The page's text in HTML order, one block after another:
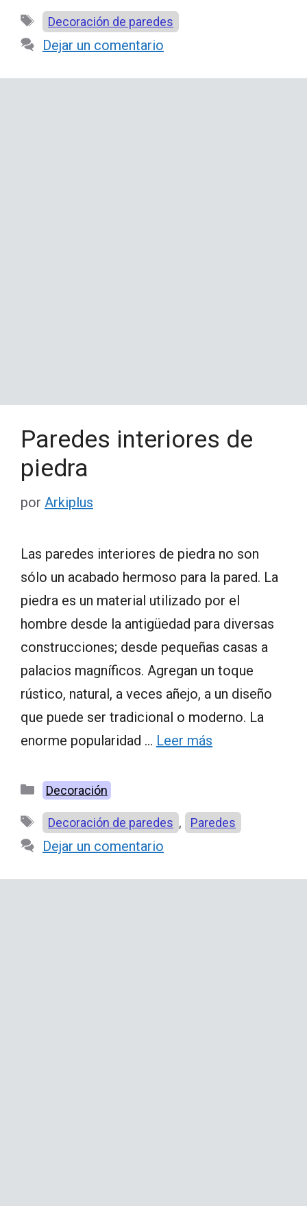
Etiquetas
Decoración de paredes
Dejar un comentario
Paredes interiores de
piedra
por Arkiplus
Las paredes interiores de piedra no son
sólo un acabado hermoso para la pared. La
piedra es un material utilizado por el
hombre desde la antigüedad para diversas
construcciones; desde pequeñas casas a
palacios magníficos. Agregan un toque
rústico, natural, a veces añejo, a un diseño
que puede ser tradicional o moderno. La
enorme popularidad … Leer más
Categorías
Decoración
Etiquetas
Decoración de paredes , Paredes
Dejar un comentario